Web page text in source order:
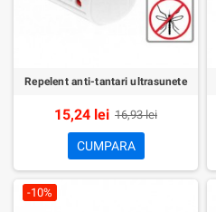
Repelent anti-tantari ultrasunete
15,24 lei 16,93 lei
CUMPARA
-10%